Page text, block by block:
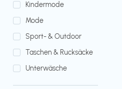
Kindermode
Mode
Sport- & Outdoor
Taschen & Rucksäcke
Unterwäsche